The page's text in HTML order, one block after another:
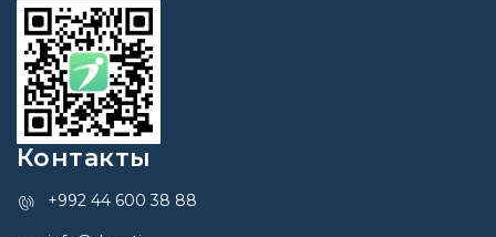
Контакты
+992 44 600 38 88